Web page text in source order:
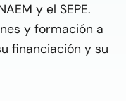
y el SEPE.
y formación a
financiación y su